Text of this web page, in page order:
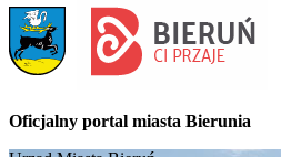
Oficjalny portal miasta Bierunia